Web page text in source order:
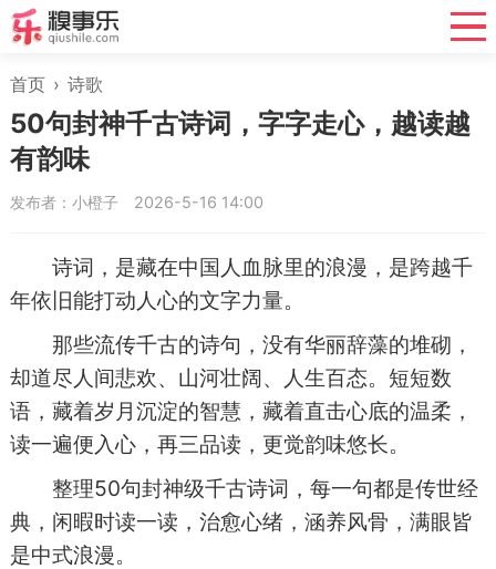
首页 › 诗歌
50句封神千古诗词，字字走心，越读越
有韵味
发布者：小橙子 2026-5-16 14:00
诗词，是藏在中国人血脉里的浪漫，是跨越千
年依旧能打动人心的文字力量。
那些流传千古的诗句，没有华丽辞藻的堆砌，
却道尽人间悲欢、山河壮阔、人生百态。短短数
语，藏着岁月沉淀的智慧，藏着直击心底的温柔，
读一遍便入心，再三品读，更觉韵味悠长。
整理50句封神级千古诗词，每一句都是传世经
典，闲暇时读一读，治愈心绪，涵养风骨，满眼皆
是中式浪漫。